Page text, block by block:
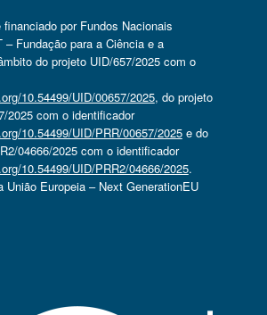
por Fundos Nacionais
– Fundação para a Ciência e a
do projeto UID/657/2025 com o
10.54499/UID/00657/2025, do projeto
2025 com o identificador
10.54499/UID/PRR/00657/2025e do
04666/2025 com o identificador
10.54499/UID/PRR2/04666/2025.
União Europeia – Next GenerationEU